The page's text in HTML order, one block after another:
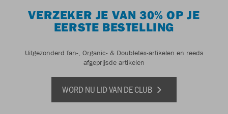
VERZEKER JE VAN 30% OP JE
EERSTE BESTELLING
Uitgezonderd fan-, Organic- & Doubletex-artikelen en reeds
afgeprijsde artikelen
WORD NU LID VAN DE CLUB